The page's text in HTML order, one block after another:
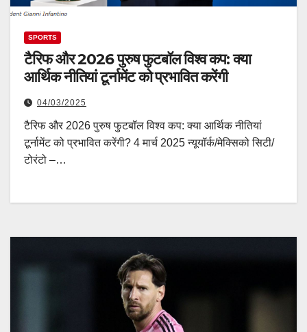
SPORTS
टैरिफ और 2026 पुरुष फुटबॉल विश्व कप: क्या
आर्थिक नीतियां टूर्नामेंट को प्रभावित करेंगी
04/03/2025
टैरिफ और 2026 पुरुष फुटबॉल विश्व कप: क्या आर्थिक नीतियां
टूर्नामेंट को प्रभावित करेंगी? 4 मार्च 2025 न्यूयॉर्क/मेक्सिको सिटी/
टोरंटो –…